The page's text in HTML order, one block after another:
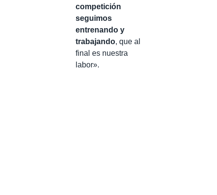
competición
seguimos
entrenando y
trabajando, que al
final es nuestra
labor».